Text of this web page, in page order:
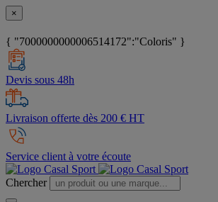
×
{ "7000000000006514172":"Coloris" }
Devis sous 48h
Livraison offerte dès 200 € HT
Service client à votre écoute
Chercher